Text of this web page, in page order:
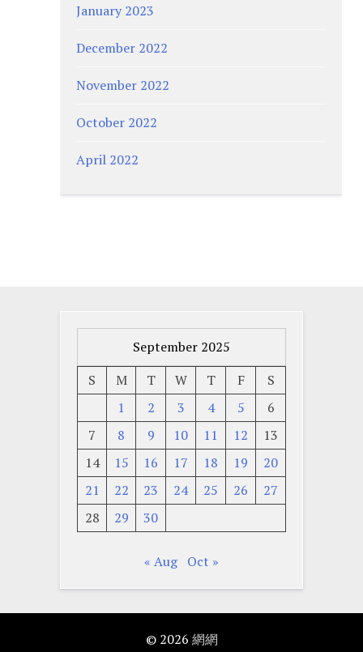
January 2023
December 2022
November 2022
October 2022
April 2022
September 2025
S
M T W T F
S
1
2 3 4 5
6
7
8 9 10 11 12
13
14
15 16 17 18 19
20
21
22 23 24 25 26
27
28
29 30
« Aug Oct »
© 2026 網網